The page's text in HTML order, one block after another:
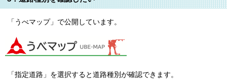
「うべマップ」で公開しています。
「指定道路」を選択すると道路種別が確認できます。